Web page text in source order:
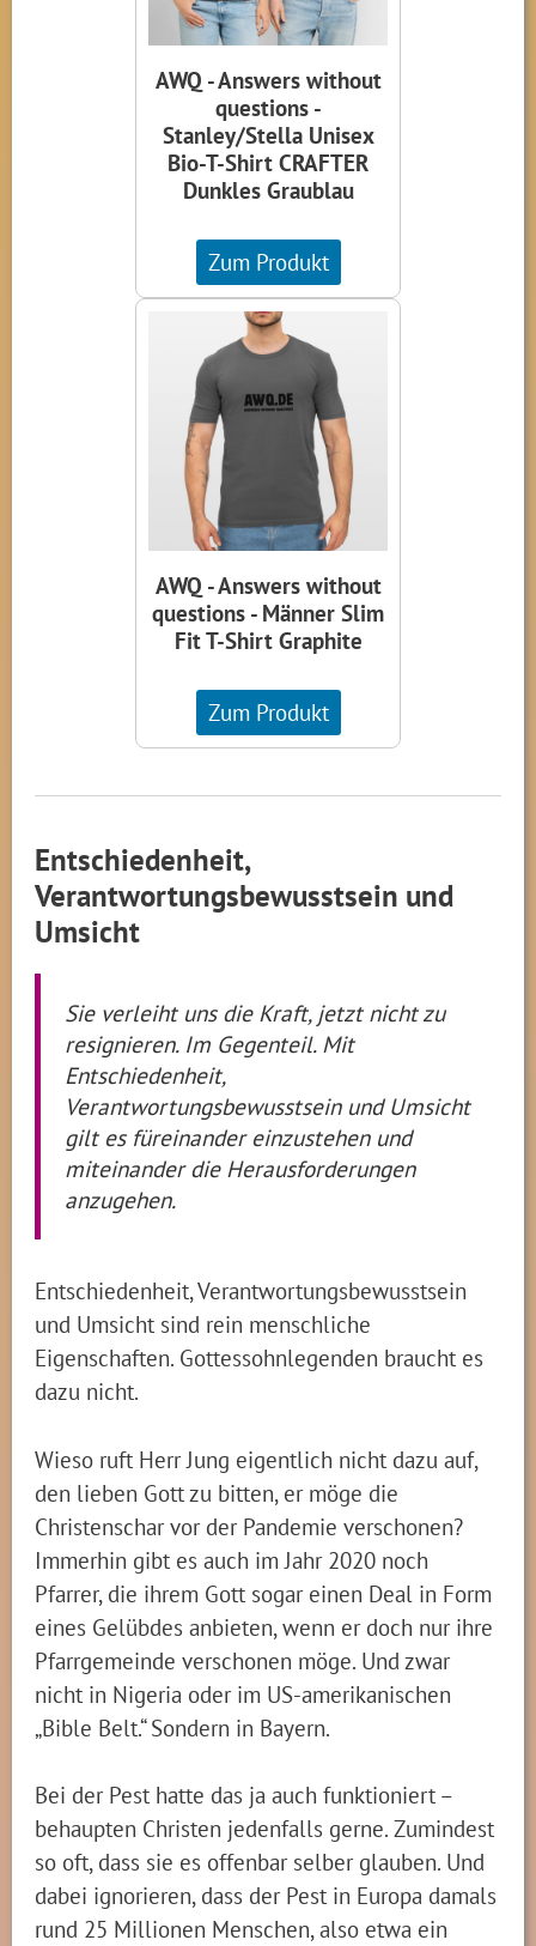
AWQ - Answers without
questions -
Stanley/Stella Unisex
Bio-T-Shirt CRAFTER
Dunkles Graublau
Zum Produkt
AWQ - Answers without
questions - Männer Slim
Fit T-Shirt Graphite
Zum Produkt
Entschiedenheit,
Verantwortungsbewusstsein und
Umsicht
Sie verleiht uns die Kraft, jetzt nicht zu
resignieren. Im Gegenteil. Mit
Entschiedenheit,
Verantwortungsbewusstsein und Umsicht
gilt es füreinander einzustehen und
miteinander die Herausforderungen
anzugehen.
Entschiedenheit, Verantwortungsbewusstsein
und Umsicht sind rein menschliche
Eigenschaften. Gottessohnlegenden braucht es
dazu nicht.
Wieso ruft Herr Jung eigentlich nicht dazu auf,
den lieben Gott zu bitten, er möge die
Christenschar vor der Pandemie verschonen?
Immerhin gibt es auch im Jahr 2020 noch
Pfarrer, die ihrem Gott sogar einen Deal in Form
eines Gelübdes anbieten, wenn er doch nur ihre
Pfarrgemeinde verschonen möge. Und zwar
nicht in Nigeria oder im US-amerikanischen
„Bible Belt.“ Sondern in Bayern.
Bei der Pest hatte das ja auch funktioniert –
behaupten Christen jedenfalls gerne. Zumindest
so oft, dass sie es offenbar selber glauben. Und
dabei ignorieren, dass der Pest in Europa damals
rund 25 Millionen Menschen, also etwa ein